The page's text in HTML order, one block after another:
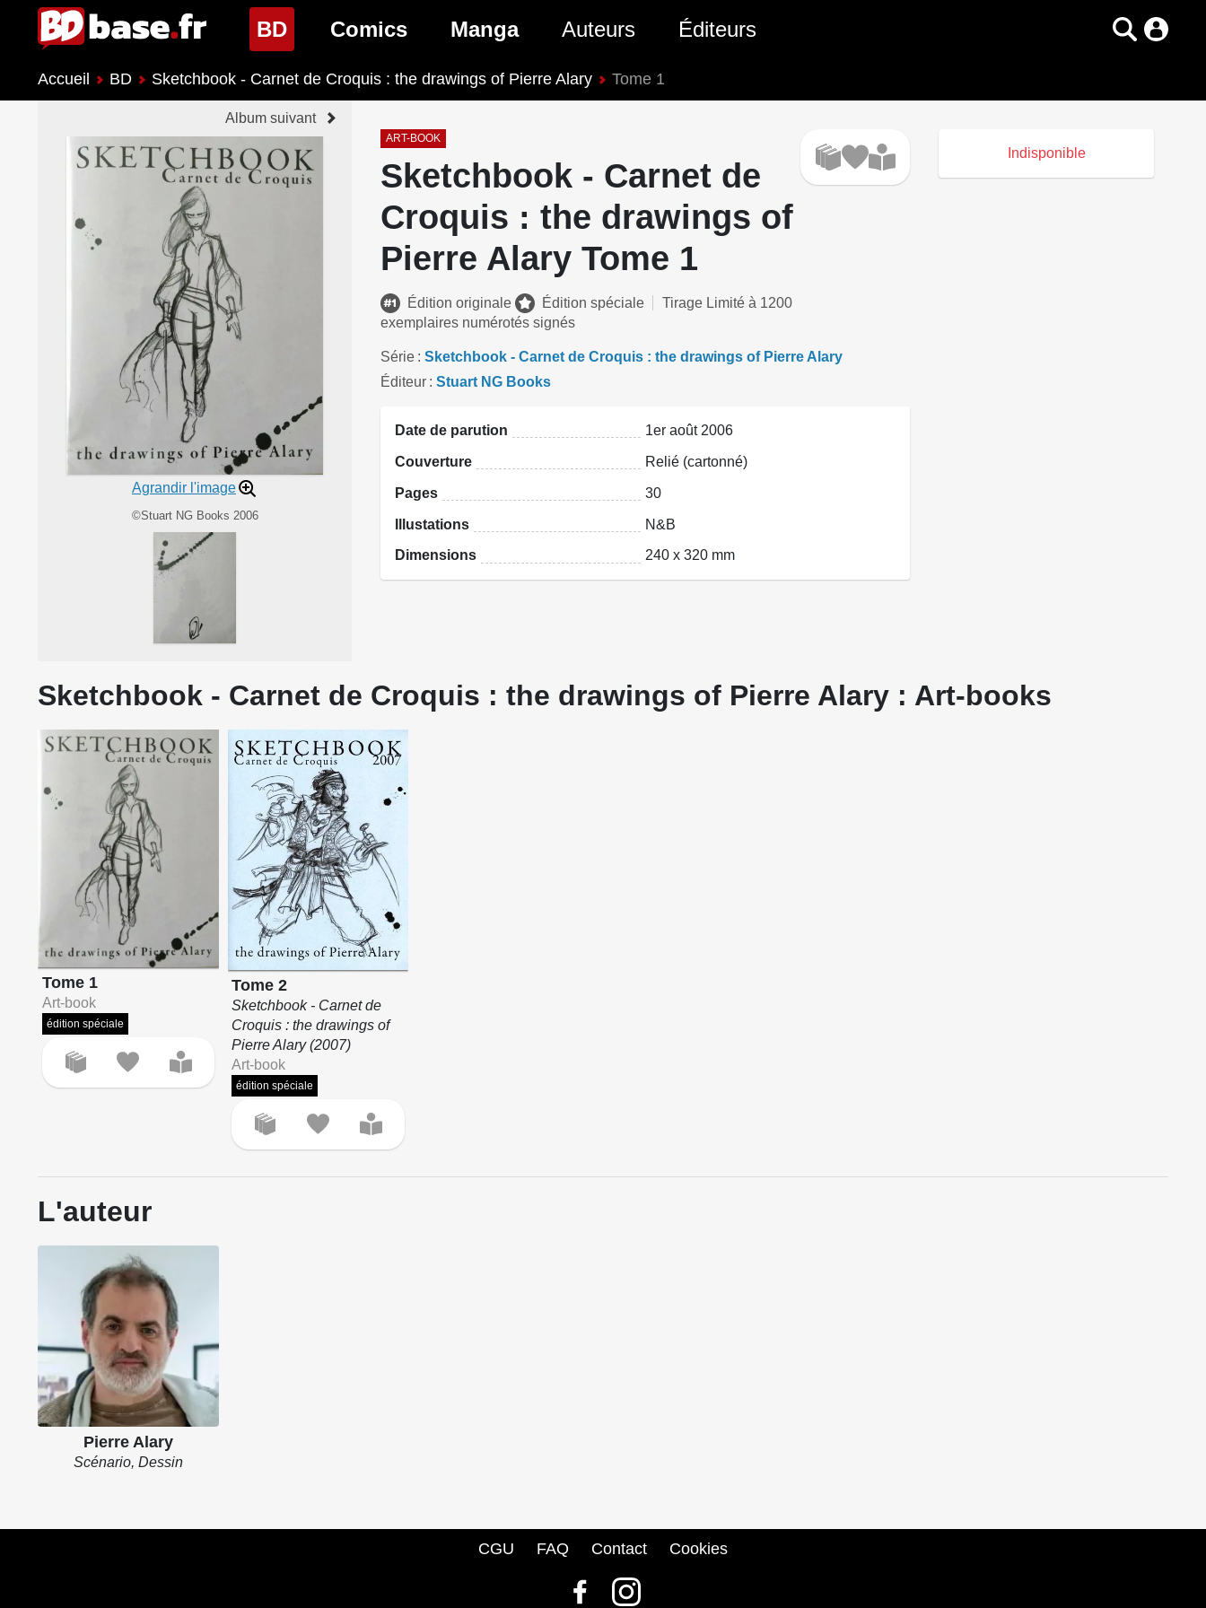
BD(page courante)
Nouveautés BD
Prochaines sorties BD
Genres BD
Comics
Nouveautés Comics
Prochaines sorties Comics
Genres Comics
Manga
Nouveautés Manga
Genres Manga
Auteurs Éditeurs
Accueil BD Sketchbook - Carnet de Croquis : the drawings of Pierre Alary Tome 1
Album suivant
Agrandir l'image
©Stuart NG Books 2006
ART-BOOK
Sketchbook - Carnet de
Croquis : the drawings of
Pierre Alary Tome 1
Édition originale Édition spéciale
Tirage Limité à 1200
exemplaires numérotés signés
Série
Sketchbook - Carnet de Croquis : the drawings of Pierre Alary
Éditeur
Stuart NG Books
Date de parution 1er août 2006
Couverture Relié (cartonné)
Pages 30
Illustations N&B
Dimensions 240 x 320 mm
Indisponible
Sketchbook - Carnet de Croquis : the drawings of Pierre Alary : Art-books
Tome 1
Art-book
édition spéciale
Tome 2
Sketchbook - Carnet de
Croquis : the drawings of
Pierre Alary (2007)
Art-book
édition spéciale
L'auteur
Pierre Alary
Scénario, Dessin
CGU FAQ Contact Cookies